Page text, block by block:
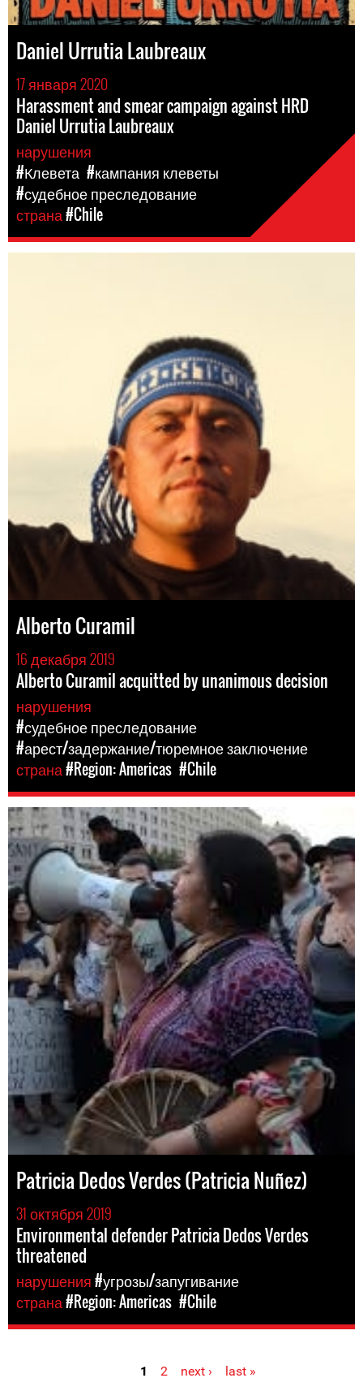
Daniel Urrutia Laubreaux
17 января 2020
Harassment and smear campaign against HRD
Daniel Urrutia Laubreaux
нарушения
#Клевета #кампания клеветы
#судебное преследование
страна#Chile
Alberto Curamil
16 декабря 2019
Alberto Curamil acquitted by unanimous decision
нарушения
#судебное преследование
#арест/задержание/тюремное заключение
страна#Region: Americas #Chile
Patricia Dedos Verdes (Patricia Nuñez)
31 октября 2019
Environmental defender Patricia Dedos Verdes
threatened
нарушения#угрозы/запугивание
страна#Region: Americas #Chile
1 2 next › last »